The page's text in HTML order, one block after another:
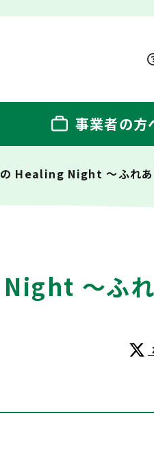
事業者の方
火の Healing Night 〜ふれ
Night 〜ふ